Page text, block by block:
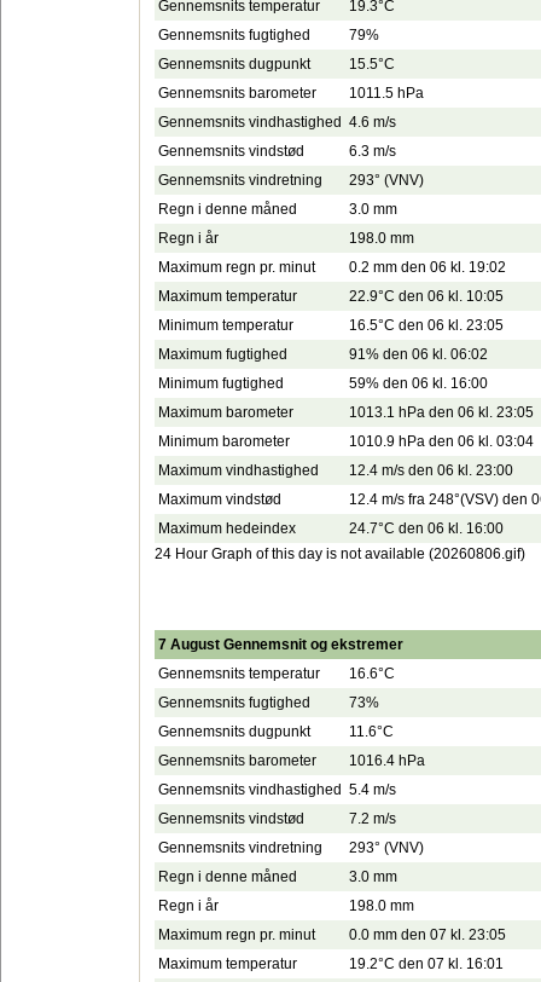
Gennemsnits temperatur
19.3°C
Gennemsnits fugtighed
79%
Gennemsnits dugpunkt
15.5°C
Gennemsnits barometer
1011.5 hPa
Gennemsnits vindhastighed 4.6 m/s
Gennemsnits vindstød
6.3 m/s
Gennemsnits vindretning
293° (VNV)
Regn i denne måned
3.0 mm
Regn i år
198.0 mm
Maximum regn pr. minut
0.2 mm den 06 kl. 19:02
Maximum temperatur
22.9°C den 06 kl. 10:05
Minimum temperatur
16.5°C den 06 kl. 23:05
Maximum fugtighed
91% den 06 kl. 06:02
Minimum fugtighed
59% den 06 kl. 16:00
Maximum barometer
1013.1 hPa den 06 kl. 23:05
Minimum barometer
1010.9 hPa den 06 kl. 03:04
Maximum vindhastighed
12.4 m/s den 06 kl. 23:00
Maximum vindstød
12.4 m/s fra 248°(VSV) den
Maximum hedeindex
24.7°C den 06 kl. 16:00
24 Hour Graph of this day is not available (20260806.gif)
7 August Gennemsnit og ekstremer
Gennemsnits temperatur
16.6°C
Gennemsnits fugtighed
73%
Gennemsnits dugpunkt
11.6°C
Gennemsnits barometer
1016.4 hPa
Gennemsnits vindhastighed 5.4 m/s
Gennemsnits vindstød
7.2 m/s
Gennemsnits vindretning
293° (VNV)
Regn i denne måned
3.0 mm
Regn i år
198.0 mm
Maximum regn pr. minut
0.0 mm den 07 kl. 23:05
Maximum temperatur
19.2°C den 07 kl. 16:01